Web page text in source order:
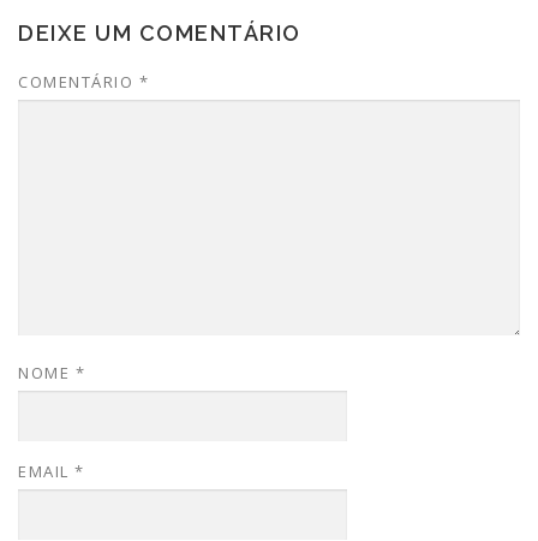
DEIXE UM COMENTÁRIO
COMENTÁRIO *
NOME *
EMAIL *